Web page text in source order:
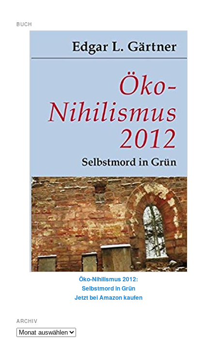
BUCH
Öko-Nihilismus 2012:
Selbstmord in Grün
Jetzt bei Amazon kaufen
ARCHIV
Archiv